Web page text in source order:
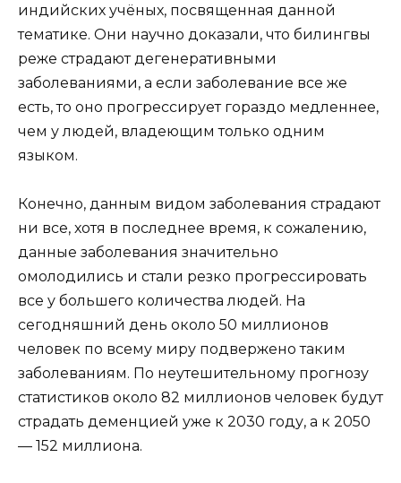
индийских учёных, посвященная данной
тематике. Они научно доказали, что билингвы
реже страдают дегенеративными
заболеваниями, а если заболевание все же
есть, то оно прогрессирует гораздо медленнее,
чем у людей, владеющим только одним
языком.
Конечно, данным видом заболевания страдают
ни все, хотя в последнее время, к сожалению,
данные заболевания значительно
омолодились и стали резко прогрессировать
все у большего количества людей. На
сегодняшний день около 50 миллионов
человек по всему миру подвержено таким
заболеваниям. По неутешительному прогнозу
статистиков около 82 миллионов человек будут
страдать деменцией уже к 2030 году, а к 2050
— 152 миллиона.